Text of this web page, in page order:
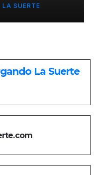
LA SUERTE
La Suerte